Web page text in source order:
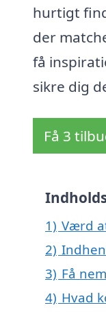
hurtigt
der
få
sikre dig
Få 3
1) Værd
2)
3) Få
4) Hvad